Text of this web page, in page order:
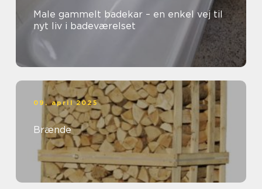
Male gammelt badekar – en enkel vej til
nyt liv i badeværelset
09. april 2025
Brænde